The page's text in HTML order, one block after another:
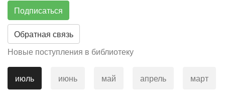
Подписаться
Обратная связь
Новые поступления в библиотеку
июль июнь май апрель март